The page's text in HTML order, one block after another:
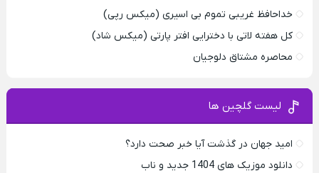
خداحافظ غریبی تموم بی اسیری (میکس رپی)
کل هفته لاتی با دخترایی افتر پارتی (میکس شاد)
محاصره مشتاق دلوجیان
لیست گلچین ها
امید جهان در گذشت آیا خبر صحت دارد؟
دانلود موزیک های 1404 جدید و ناب